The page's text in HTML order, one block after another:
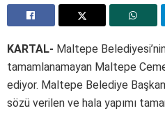
KARTAL- Maltepe
tamamlanamayan Maltepe
ediyor. Maltepe Belediye
sözü verilen ve hala yapımı